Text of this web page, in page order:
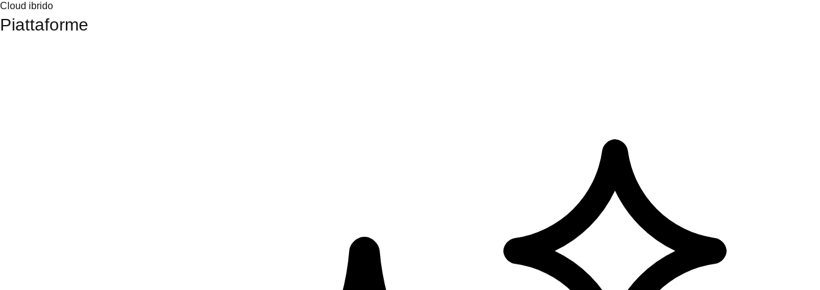
Cloud ibrido
Piattaforme